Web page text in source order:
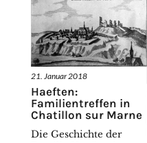
21. Januar 2018
Haeften:
Familientreffen in
Chatillon sur Marne
Die Geschichte der